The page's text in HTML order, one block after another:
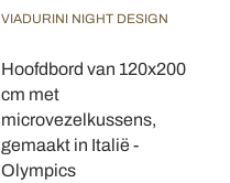
VIADURINI NIGHT DESIGN
Hoofdbord van 120x200
cm met
microvezelkussens,
gemaakt in Italië -
Olympics